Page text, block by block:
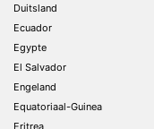
Duitsland
Ecuador
Egypte
El Salvador
Engeland
Equatoriaal-Guinea
Eritrea